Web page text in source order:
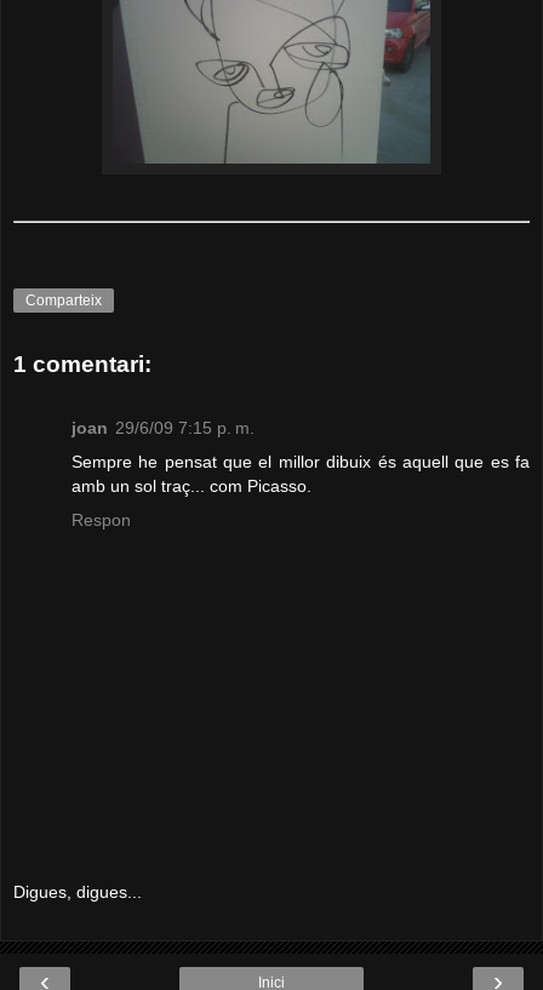
Comparteix
1 comentari:
joan 29/6/09 7:15 p. m.
Sempre he pensat que el millor dibuix és aquell que es fa
amb un sol traç... com Picasso.
Respon
Digues, digues...
‹ ›
Inici